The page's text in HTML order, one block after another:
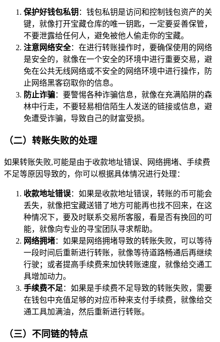
保护好钱包私钥 ：钱包私钥是访问和控制钱包资产的关
键，就像打开宝藏仓库的唯一钥匙，一定要妥善保管，
不要泄露给任何人，避免被他人偷走你的宝藏。
注意网络安全：在进行转账操作时，要确保使用的网络
是安全的，就像在一个安全的环境中进行重要交易，避
免在公共无线网络或不安全的网络环境中进行操作，防
止网络黑客窃取你的信息。
防止诈骗：要警惕各种诈骗信息，就像在充满陷阱的森
林中行走，不要轻易相信陌生人发送的链接或信息，避
免遭受诈骗，导致自己的财富受损。
（二）转账失败的处理
如果转账失败,可能是由于收款地址错误、网络拥堵、手续费
不足等原因导致的，你可以根据具体情况进行处理：
收款地址错误：如果是收款地址错误，转账的币可能会
丢失，就像把宝藏送错了地方可能再也找不回来，在这
种情况下，要及时联系交易所客服，看是否有挽回的可
能，就像向专业的寻宝团队寻求帮助。
网络拥堵：如果是网络拥堵导致的转账失败，可以等待
一段时间后重新进行转账，就像等待道路畅通后再继续
行驶；或者提高手续费来加快转账速度，就像给交通工
具增加动力。
手续费不足 ：如果是手续费不足导致的转账失败，需要
在钱包中充值足够的对应币种来支付手续费，就像给交
通工具加满油，然后重新进行转账。
（三）不同链的特点